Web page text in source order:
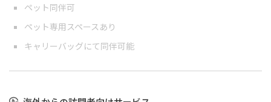
ペット同伴可
ペット専用スペースあり
キャリーバッグにて同伴可能